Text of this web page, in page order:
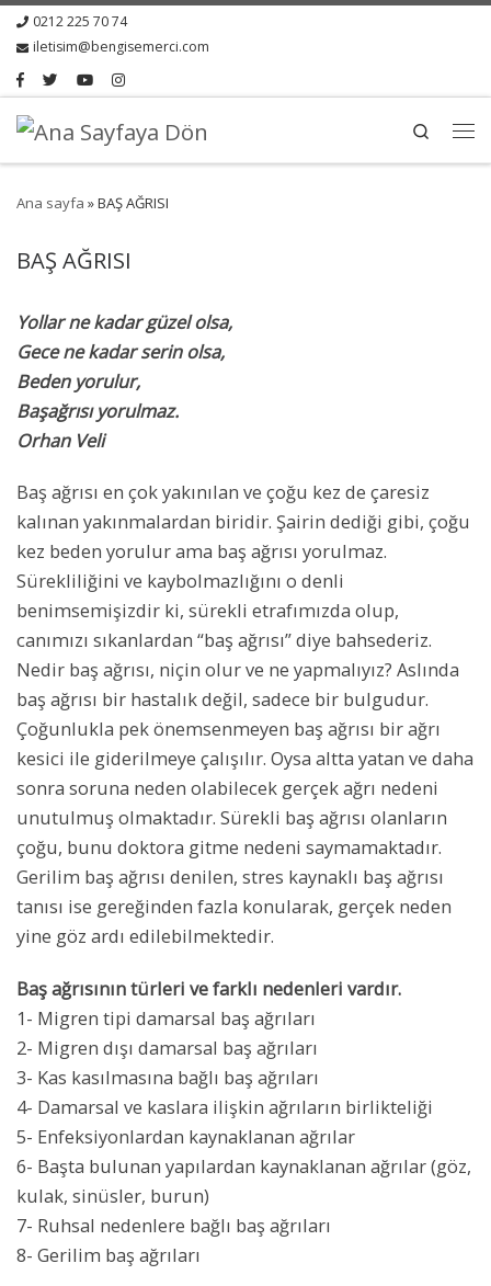
0212 225 70 74
iletisim@bengisemerci.com
Search
Ana sayfa »BAŞ AĞRISI
BAŞ AĞRISI
Yollar ne kadar güzel olsa,
Gece ne kadar serin olsa,
Beden yorulur,
Başağrısı yorulmaz.
Orhan Veli
Baş ağrısı en çok yakınılan ve çoğu kez de çaresiz
kalınan yakınmalardan biridir. Şairin dediği gibi, çoğu
kez beden yorulur ama baş ağrısı yorulmaz.
Sürekliliğini ve kaybolmazlığını o denli
benimsemişizdir ki, sürekli etrafımızda olup,
canımızı sıkanlardan “baş ağrısı” diye bahsederiz.
Nedir baş ağrısı, niçin olur ve ne yapmalıyız? Aslında
baş ağrısı bir hastalık değil, sadece bir bulgudur.
Çoğunlukla pek önemsenmeyen baş ağrısı bir ağrı
kesici ile giderilmeye çalışılır. Oysa altta yatan ve daha
sonra soruna neden olabilecek gerçek ağrı nedeni
unutulmuş olmaktadır. Sürekli baş ağrısı olanların
çoğu, bunu doktora gitme nedeni saymamaktadır.
Gerilim baş ağrısı denilen, stres kaynaklı baş ağrısı
tanısı ise gereğinden fazla konularak, gerçek neden
yine göz ardı edilebilmektedir.
Baş ağrısının türleri ve farklı nedenleri vardır.
1- Migren tipi damarsal baş ağrıları
2- Migren dışı damarsal baş ağrıları
3- Kas kasılmasına bağlı baş ağrıları
4- Damarsal ve kaslara ilişkin ağrıların birlikteliği
5- Enfeksiyonlardan kaynaklanan ağrılar
6- Başta bulunan yapılardan kaynaklanan ağrılar (göz,
kulak, sinüsler, burun)
7- Ruhsal nedenlere bağlı baş ağrıları
8- Gerilim baş ağrıları